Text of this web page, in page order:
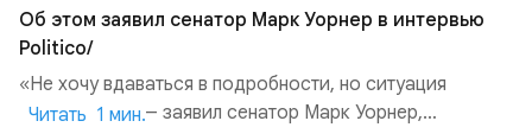
Об этом заявил сенатор Марк Уорнер в интервью
Politico/
«Не хочу вдаваться в подробности, но ситуация
улучшилась», — заявил сенатор Марк Уорнер,
Читать 1 мин.